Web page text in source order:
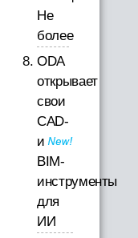
Не
более
ODA
открывает
свои
CAD-
и
BIM-
инструменты
для
ИИ